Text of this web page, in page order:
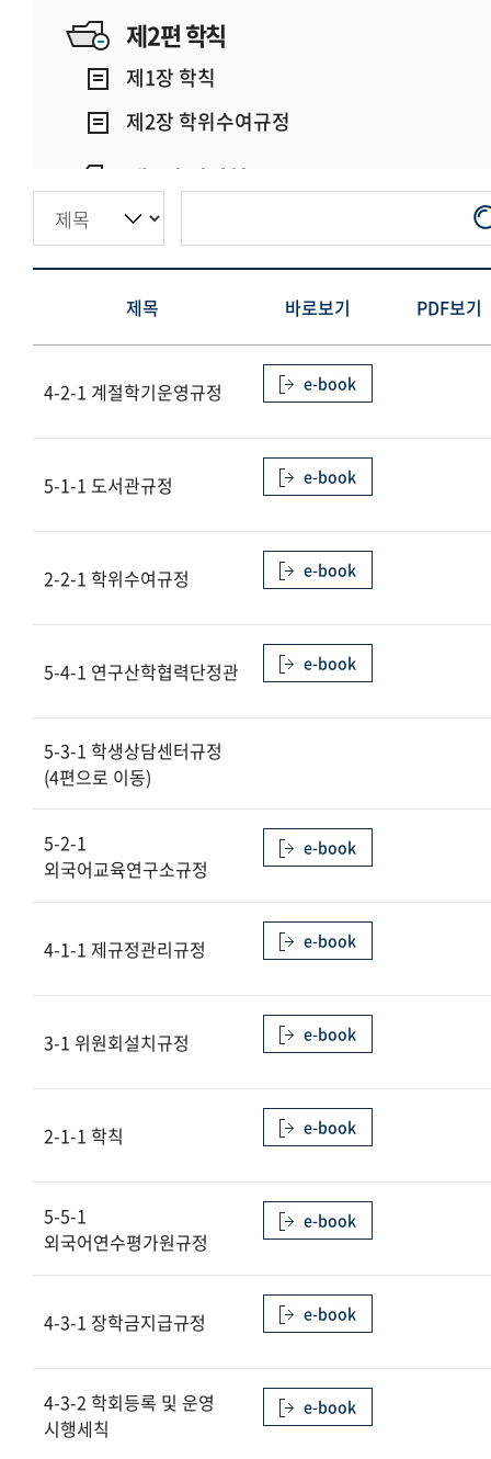
제2편 학칙
제1장 학칙
제2장 학위수여규정
제3편 위원회
제1장
제4편 학사행정
제1장 일반행정
제3장 학생행정
제2장 부속연구기관
제3장 부설기관
제4장 산학협력기관
제5장 부속교육기관
제목 바로보기 PDF보기
4-2-1 계절학기운영규정 e-book
5-1-1 도서관규정 e-book
2-2-1 학위수여규정 e-book
5-4-1 연구산학협력단정관 e-book
5-3-1 학생상담센터규정
(4편으로 이동)
5-2-1
외국어교육연구소규정
e-book
4-1-1 제규정관리규정 e-book
3-1 위원회설치규정 e-book
2-1-1 학칙 e-book
5-5-1
외국어연수평가원규정
e-book
4-3-1 장학금지급규정 e-book
4-3-2 학회등록 및 운영
시행세칙
e-book